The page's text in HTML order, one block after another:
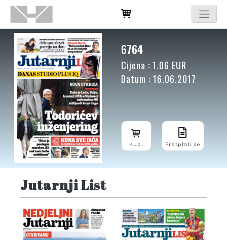
6764
Cijena : 1.06 EUR
Datum : 16.06.2017
Kupi Pretplati se
Jutarnji List